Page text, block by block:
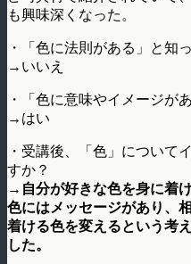
も興味深くなった。
・「色に法則がある」と知
→いいえ
・「色に意味やイメージが
→はい
・受講後、「色」について
すか？
→ 自分が好きな色を身に着
色にはメッセージがあり、
着ける色を変えるという考
した。